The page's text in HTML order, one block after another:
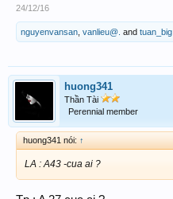
24/12/16
nguyenvansan vanlieu@. and tuan_big
huong341
Thần Tài
Perennial member
huong341 nói: ↑
LA : A43 -cua ai ?